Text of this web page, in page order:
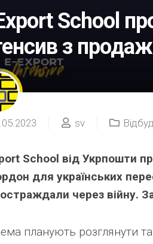
School
з
sv
School від Укрпошти
для українських
через війну.
планують розглянути